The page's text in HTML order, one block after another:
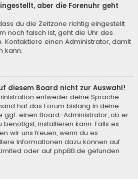
aber die Forenuhr geht
du die Zeitzone richtig eingestellt
noch falsch ist, geht die Uhr des
Kontaktiere einen Administrator, damit
kann.
diesem Board nicht zur Auswahl!
entweder deine Sprache
hat das Forum bislang in deine
ggf. einen Board-Administrator, ob er
installieren kann. Falls es
wir uns freuen, wenn du es
Informationen dazu können auf
oder auf phpBB.de gefunden